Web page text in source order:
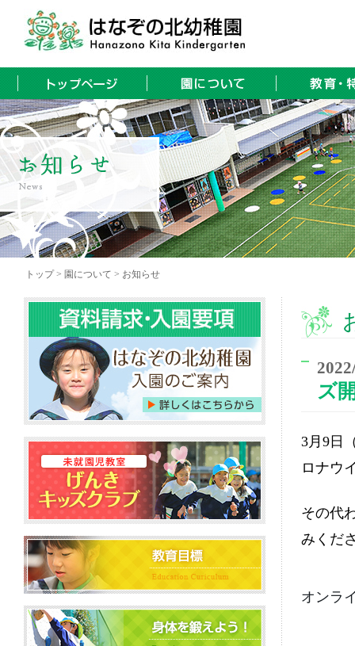
トップ > 園について > お知らせ
ズ
3月 9日
ロナウ
その代
みくだ
オンラ